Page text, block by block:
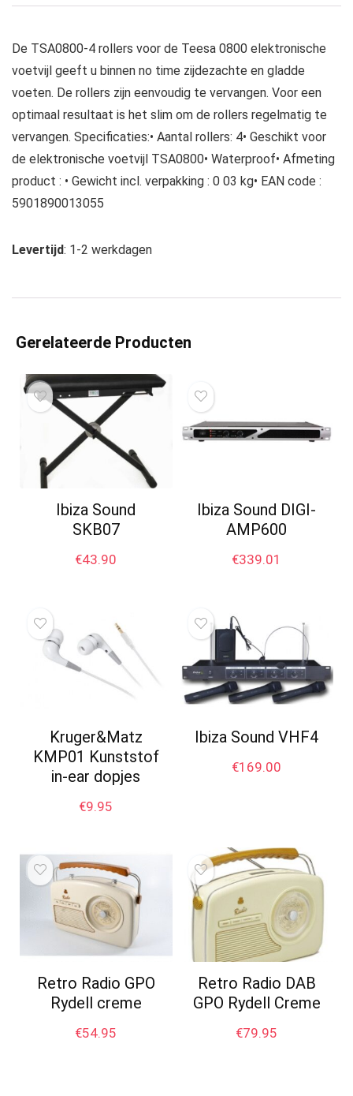
De TSA0800-4 rollers voor de Teesa 0800 elektronische
voetvijl geeft u binnen no time zijdezachte en gladde
voeten. De rollers zijn eenvoudig te vervangen. Voor een
optimaal resultaat is het slim om de rollers regelmatig te
vervangen. Specificaties:• Aantal rollers: 4• Geschikt voor
de elektronische voetvijl TSA0800• Waterproof• Afmeting
product : • Gewicht incl. verpakking : 0 03 kg• EAN code :
5901890013055
Levertijd: 1-2 werkdagen
Gerelateerde Producten
Ibiza Sound
SKB07
€43.90
Ibiza Sound DIGI-
AMP600
€339.01
Kruger&Matz
KMP01 Kunststof
in-ear dopjes
€9.95
Ibiza Sound VHF4
€169.00
Retro Radio GPO
Rydell creme
€54.95
Retro Radio DAB
GPO Rydell Creme
€79.95